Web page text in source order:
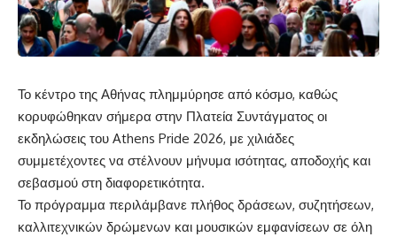
Το κέντρο της Αθήνας πλημμύρησε από κόσμο, καθώς
κορυφώθηκαν σήμερα στην Πλατεία Συντάγματος οι
εκδηλώσεις του Athens Pride 2026, με χιλιάδες
συμμετέχοντες να στέλνουν μήνυμα ισότητας, αποδοχής και
σεβασμού στη διαφορετικότητα.
Το πρόγραμμα περιλάμβανε πλήθος δράσεων, συζητήσεων,
καλλιτεχνικών δρώμενων και μουσικών εμφανίσεων σε όλη